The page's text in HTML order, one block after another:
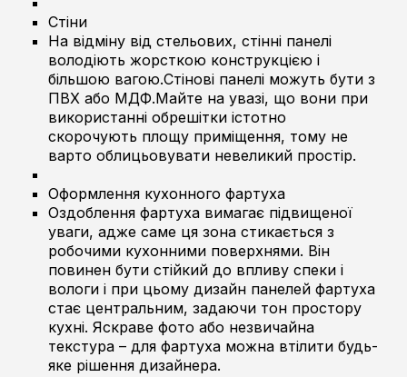
Стіни
На відміну від стельових, стінні панелі
володіють жорсткою конструкцією і
більшою вагою.Стінові панелі можуть бути з
ПВХ або МДФ.Майте на увазі, що вони при
використанні обрешітки істотно
скорочують площу приміщення, тому не
варто облицьовувати невеликий простір.
Оформлення кухонного фартуха
Оздоблення фартуха вимагає підвищеної
уваги, адже саме ця зона стикається з
робочими кухонними поверхнями. Він
повинен бути стійкий до впливу спеки і
вологи і при цьому дизайн панелей фартуха
стає центральним, задаючи тон простору
кухні. Яскраве фото або незвичайна
текстура – для фартуха можна втілити будь-
яке рішення дизайнера.